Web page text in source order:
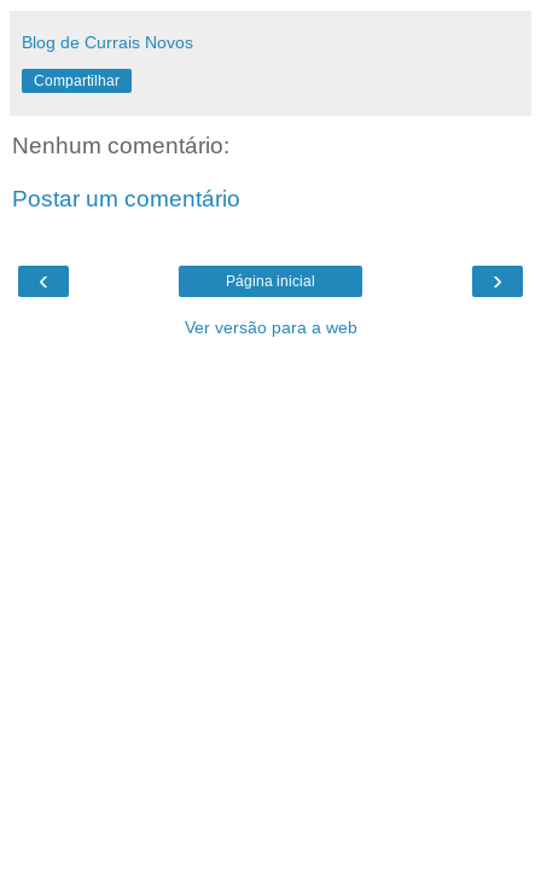
Blog de Currais Novos
Compartilhar
Nenhum comentário:
Postar um comentário
‹ ›
Página inicial
Ver versão para a web